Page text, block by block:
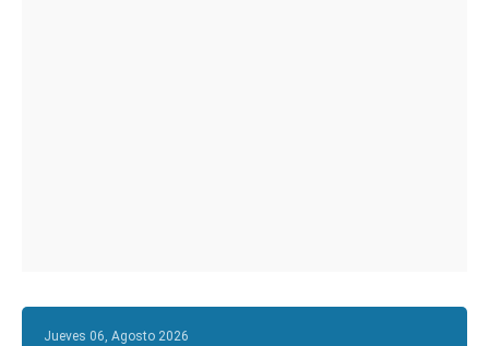
Jueves 06, Agosto 2026